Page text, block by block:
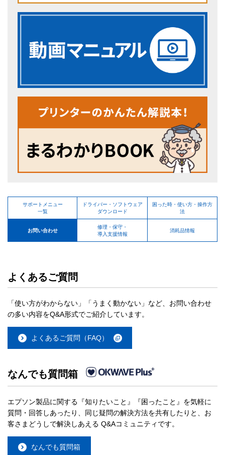
サポートメニュー
一覧
ドライバー・ソフトウェア
ダウンロード
困った時・使い方・操作方
法
お問い合わせ
修理・保守・
導入支援情報
消耗品情報
よくあるご質問
「使い方がわからない」「うまく動かない」など、お問い合わせ
の多い内容をQ&A形式でご紹介しています。
よくあるご質問（FAQ）
なんでも質問箱
エプソン製品に関する『知りたいこと』『困ったこと』を気軽に
質問・回答しあったり、同じ疑問の解決方法を共有したりと、お
客さまどうしで解決しあえる Q&Aコミュニティです。
なんでも質問箱